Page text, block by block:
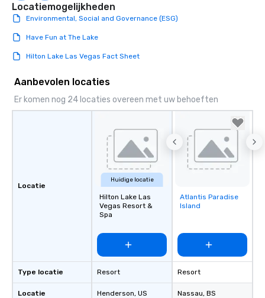
Locatiemogelijkheden
Environmental, Social and Governance (ESG)
Have Fun at The Lake
Hilton Lake Las Vegas Fact Sheet
Aanbevolen locaties
Er komen nog 24 locaties overeen met uw behoeften
Locatie
Type locatie
Locatie
Huidige locatie
Hilton Lake Las
Vegas Resort &
Spa
Resort
Henderson, US
Removed from
favorites
Atlantis Paradise
Island
Resort
Nassau, BS